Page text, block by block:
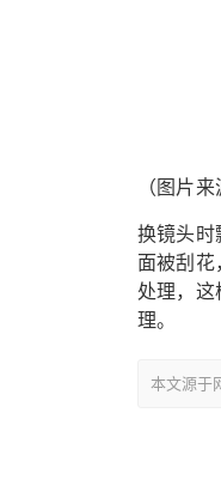
（图片
换镜头时
面被刮
处理，
理。
本文源于